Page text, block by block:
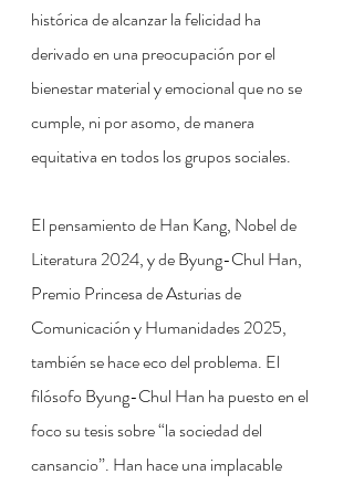
histórica de alcanzar la felicidad ha
derivado en una preocupación por el
bienestar material y emocional que no se
cumple, ni por asomo, de manera
equitativa en todos los grupos sociales.
El pensamiento de Han Kang, Nobel de
Literatura 2024, y de Byung-Chul Han,
Premio Princesa de Asturias de
Comunicación y Humanidades 2025,
también se hace eco del problema. El
filósofo Byung-Chul Han ha puesto en el
foco su tesis sobre “la sociedad del
cansancio”. Han hace una implacable